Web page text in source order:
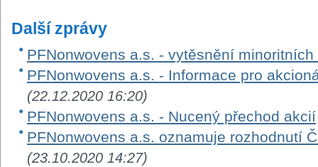
Další zprávy
PFNonwovens a.s. - vytěsnění
PFNonwovens a.s. - Informace pro
(22.12.2020 16:20)
PFNonwovens a.s. - Nucený přechod akcií
PFNonwovens a.s. oznamuje rozhodnutí
(23.10.2020 14:27)